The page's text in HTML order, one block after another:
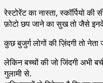
रेस्टोरेंट का नास्ता, स्कॉर्पियो
फ़ोटो छप जाने का सुख तो जैसे
कुछ बुजुर्ग लोगों की ज़िंदगी तो
लेकिन बच्चों की जो जिंदगी अभी
गुलामी से.